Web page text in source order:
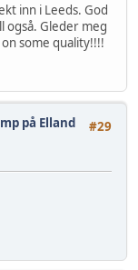
inn i Leeds. God
også. Gleder meg
some quality!!!!
#29
på Elland